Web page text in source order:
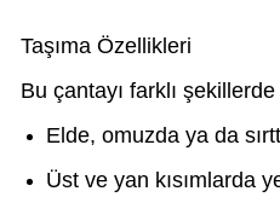
Taşıma Özellikleri
Bu çantayı farklı
Elde, omuzda ya da
Üst ve yan kısımlarda